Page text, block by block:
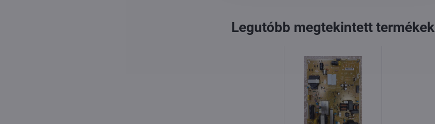
Legutóbb megtekintett termékek